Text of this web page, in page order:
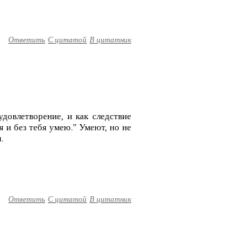
Ответить С цитатой В цитатник
и как следствие
и без тебя умею." Умеют, но не
Ответить С цитатой В цитатник